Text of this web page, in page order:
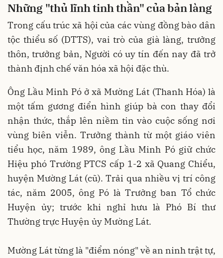
Những "thủ lĩnh tinh thần" của bản làng
Trong cấu trúc xã hội của các vùng đồng bào dân
tộc thiểu số (DTTS), vai trò của già làng, trưởng
thôn, trưởng bản, Người có uy tín đến nay đã trở
thành định chế văn hóa xã hội đặc thù.
Ông Lầu Minh Pó ở xã Mường Lát (Thanh Hóa) là
một tấm gương điển hình giúp bà con thay đổi
nhận thức, thắp lên niềm tin vào cuộc sống nơi
vùng biên viễn. Trưởng thành từ một giáo viên
tiểu học, năm 1989, ông Lầu Minh Pó giữ chức
Hiệu phó Trường PTCS cấp 1-2 xã Quang Chiểu,
huyện Mường Lát (cũ). Trải qua nhiều vị trí công
tác, năm 2005, ông Pó là Trưởng ban Tổ chức
Huyện ủy; trước khi nghỉ hưu là Phó Bí thư
Thường trực Huyện ủy Mường Lát.
Mường Lát từng là "điểm nóng" về an ninh trật tự,